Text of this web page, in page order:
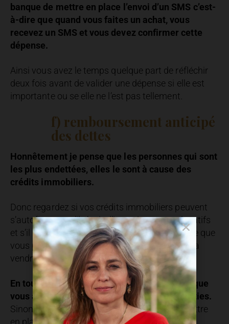
banque de mettre en place l’envoi d’un SMS c’est-
à-dire que quand vous faites un achat, vous
recevez un SMS et vous devez confirmer cette
dépense.
Ainsi vous avez le temps quelque part de réfléchir
deux fois avant de valider une dépense si elle est
importante ou se elle ne l’est pas tellement.
f) remboursement anticipé
des dettes
Honnêtement je pense que les personnes qui sont
les plus endettées, elles le sont à cause des
crédits immobiliers.
Donc regardez si vos crédits immobiliers peuvent
s’autofinancer s’il s’agit d’investissements locatifs
et s’il s’agit de votre résidence principale, est-ce que
vous pouvez la louer ? Est-ce que vous devez la
vendre ?
En tout cas il est important de faire en sorte que
vous avez plus d’entrées d’argent que de sorties.
Sinon petit à petit la spirale infernale va se mettre
en place.